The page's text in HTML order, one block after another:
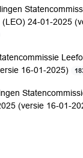
(LEO) 24-01-2025
16-01-2025)
(versie 16-01-